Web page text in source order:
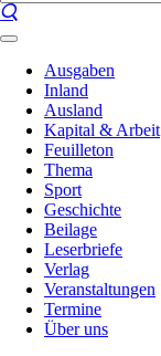
Ausgaben
Inland
Ausland
Kapital & Arbeit
Feuilleton
Thema
Sport
Geschichte
Beilage
Leserbriefe
Verlag
Veranstaltungen
Termine
Über uns